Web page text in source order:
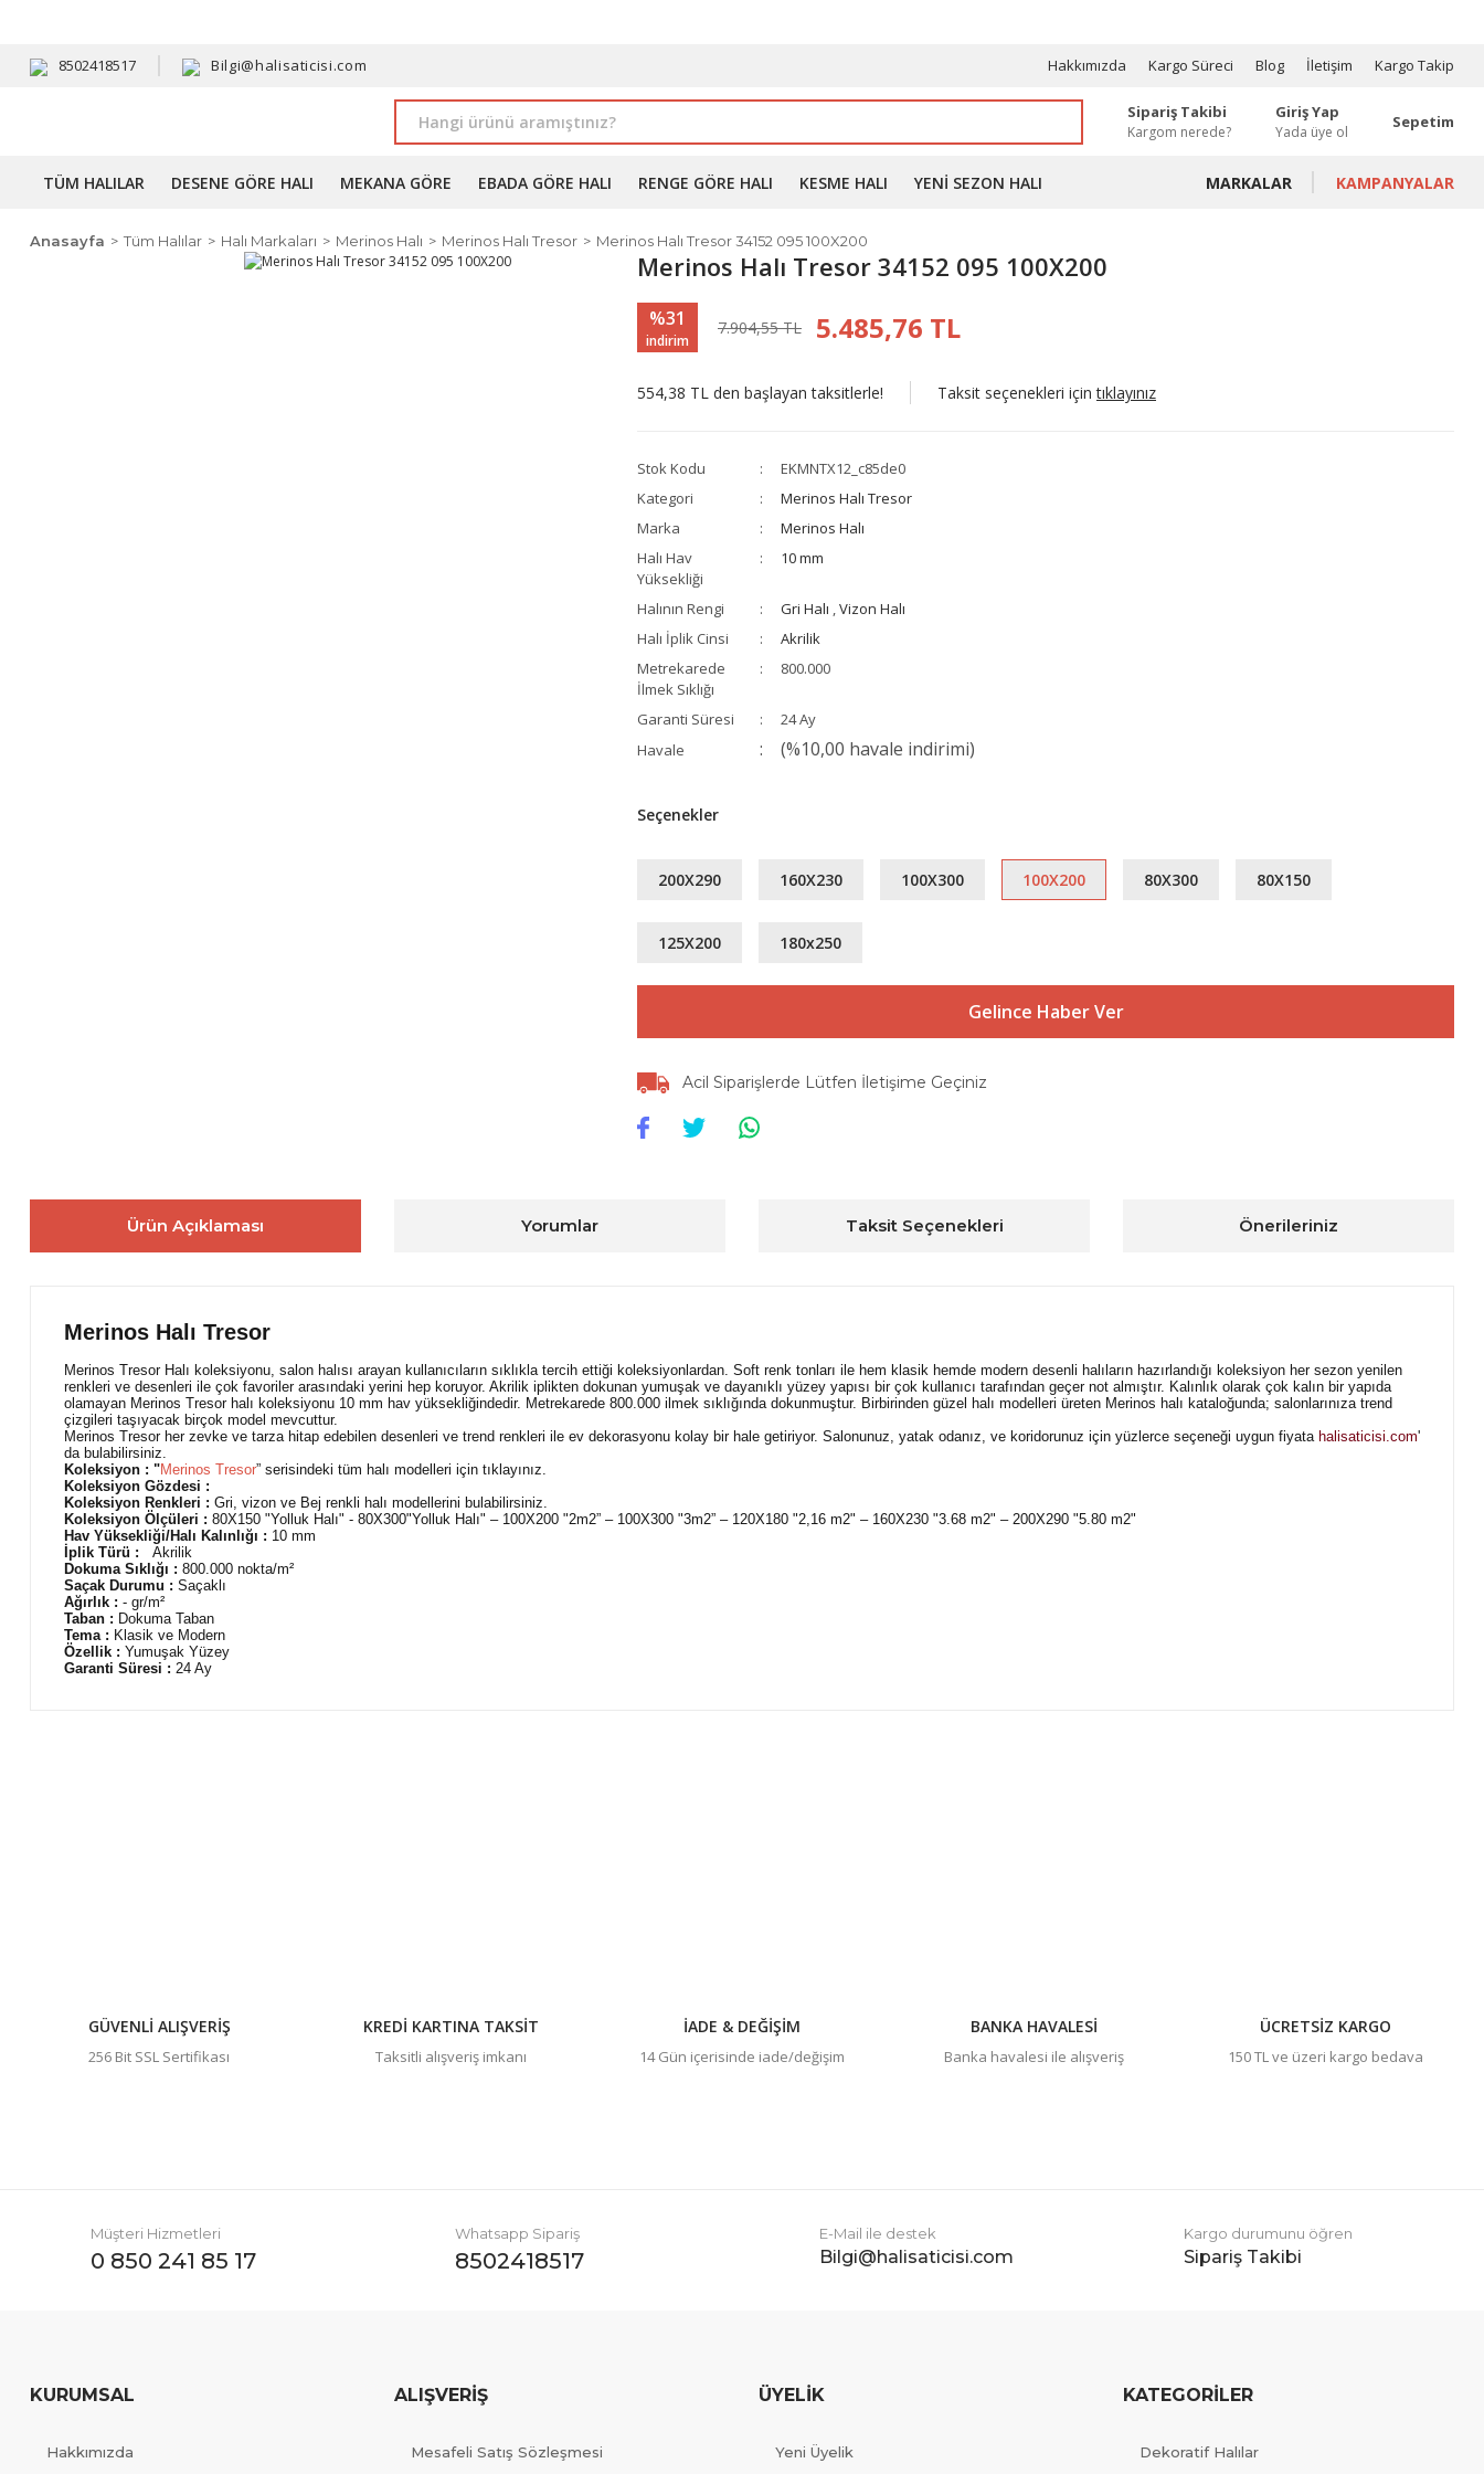
8502418517 Bilgi@halisaticisi.com Hakkımızda Kargo Süreci Blog İletişim Kargo Takip
Sipariş Takibi
Kargom nerede?
Giriş Yap
Yada üye ol
Sepetim
TÜM HALILAR DESENE GÖRE HALI MEKANA GÖRE EBADA GÖRE HALI RENGE GÖRE HALI KESME HALI YENI SEZON HALI MARKALAR KAMPANYALAR
Anasayfa Tüm Halılar Halı Markaları Merinos Halı Merinos Halı Tresor Merinos Halı Tresor 34152 095 100X200
Merinos Halı Tresor 34152 095 100X200
%31
indirim
7.904,55 TL 5.485,76 TL
554,38 TL den başlayan taksitlerle! Taksit seçenekleri içintıklayınız
Stok Kodu
EKMNTX12_c85de0
Kategori
Merinos Halı Tresor
Marka
Merinos Halı
Halı Hav
Yüksekliği
10 mm
Halının Rengi Gri Halı ,Vizon Halı
Halı İplik Cinsi
Akrilik
Metrekarede
İlmek Sıklığı
800.000
Garanti Süresi
24 Ay
Havale
(%10,00 havale indirimi)
Seçenekler
200X290 160X230 100X300 100X200 80X300 80X150
125X200 180x250
Gelince Haber Ver
Acil Siparişlerde Lütfen İletişime Geçiniz
Ürün Açıklaması Yorumlar Taksit Seçenekleri Önerileriniz
Merinos Halı Tresor
Merinos Tresor Halı koleksiyonu, salon halısı arayan kullanıcıların sıklıkla tercih ettiği koleksiyonlardan. Soft renk tonları ile hem klasik hemde modern desenli halıların hazırlandığı koleksiyon her sezon yenilen
renkleri ve desenleri ile çok favoriler arasındaki yerini hep koruyor. Akrilik iplikten dokunan yumuşak ve dayanıklı yüzey yapısı bir çok kullanıcı tarafından geçer not almıştır. Kalınlık olarak çok kalın bir yapıda
olamayan Merinos Tresor halı koleksiyonu 10 mm hav yüksekliğindedir. Metrekarede 800.000 ilmek sıklığında dokunmuştur. Birbirinden güzel halı modelleri üreten Merinos halı kataloğunda; salonlarınıza trend
çizgileri taşıyacak birçok model mevcuttur.
Merinos Tresor her zevke ve tarza hitap edebilen desenleri ve trend renkleri ile ev dekorasyonu kolay bir hale getiriyor. Salonunuz, yatak odanız, ve koridorunuz için yüzlerce seçeneği uygun fiyata halisaticisi.com'
da bulabilirsiniz.
Koleksiyon : "Merinos Tresor” serisindeki tüm halı modelleri için tıklayınız.
Koleksiyon Gözdesi :
Koleksiyon Renkleri : Gri, vizon ve Bej renkli halı modellerini bulabilirsiniz.
Koleksiyon Ölçüleri : 80X150 "Yolluk Halı" - 80X300"Yolluk Halı" – 100X200 "2m2” – 100X300 "3m2” – 120X180 "2,16 m2" – 160X230 "3.68 m2" – 200X290 "5.80 m2"
Hav Yüksekliği/Halı Kalınlığı : 10 mm
İplik Türü :
Akrilik
Dokuma Sıklığı : 800.000 nokta/m²
Saçak Durumu : Saçaklı
Ağırlık : - gr/m²
Taban : Dokuma Taban
Tema : Klasik ve Modern
Özellik : Yumuşak Yüzey
Garanti Süresi : 24 Ay
GÜVENLİ ALIŞVERİŞ
256 Bit SSL Sertifikası
KREDİ KARTINA TAKSİT
Taksitli alışveriş imkanı
İADE & DEĞİŞİM
14 Gün içerisinde iade/değişim
BANKA HAVALESİ
Banka havalesi ile alışveriş
ÜCRETSİZ KARGO
150 TL ve üzeri kargo bedava
Müşteri Hizmetleri
0 850 241 85 17
Whatsapp Sipariş
8502418517
E-Mail ile destek
Bilgi@halisaticisi.com
Kargo durumunu öğren
Sipariş Takibi
KURUMSAL
Hakkımızda
ALIŞVERİŞ
Mesafeli Satış Sözleşmesi
ÜYELİK
Yeni Üyelik
KATEGORİLER
Dekoratif Halılar